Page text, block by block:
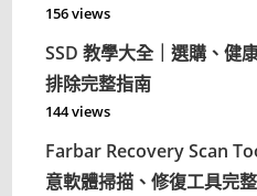
156 views
SSD 教學大全｜選購、健
排除完整指南
144 views
Farbar Recovery Scan
意軟體掃描、修復工具完